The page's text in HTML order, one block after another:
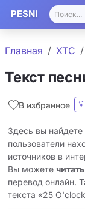
PESNI
Главная XTC
Текст
В избранное
Здесь вы
пользователи
источников в
Вы можете
перевод онлайн.
текста «25